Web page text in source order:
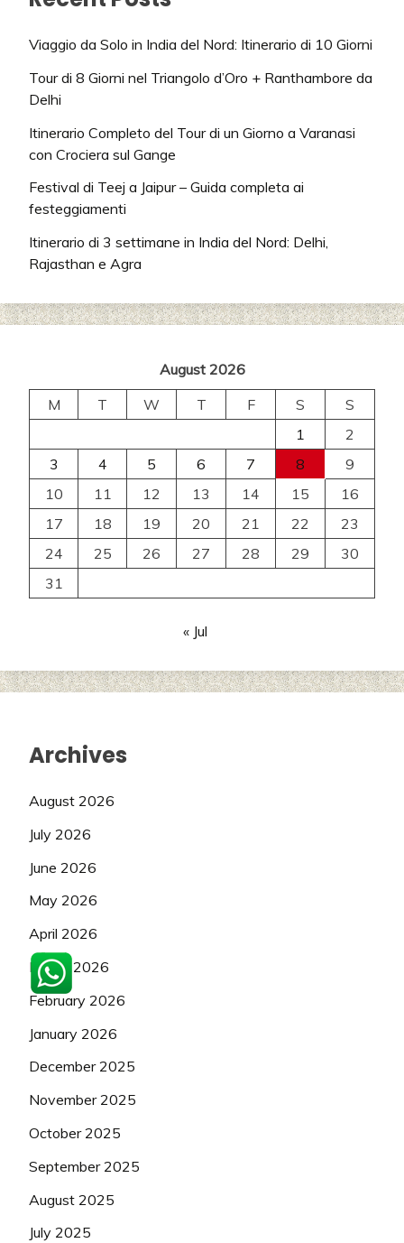
Viaggio da Solo in India del Nord: Itinerario di 10 Giorni
Tour di 8 Giorni nel Triangolo d’Oro + Ranthambore da
Delhi
Itinerario Completo del Tour di un Giorno a Varanasi
con Crociera sul Gange
Festival di Teej a Jaipur – Guida completa ai
festeggiamenti
Itinerario di 3 settimane in India del Nord: Delhi,
Rajasthan e Agra
August 2026
M
T W T F S
S
1
2
3
4 5 6 7 8
9
10
11 12 13 14 15
16
17
18 19 20 21 22
23
24
25 26 27 28 29
30
31
« Jul
Archives
August 2026
July 2026
June 2026
May 2026
April 2026
March 2026
February 2026
January 2026
December 2025
November 2025
October 2025
September 2025
August 2025
July 2025